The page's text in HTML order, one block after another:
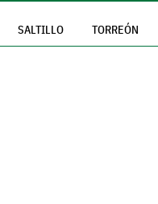
SALTILLO TORREÓN